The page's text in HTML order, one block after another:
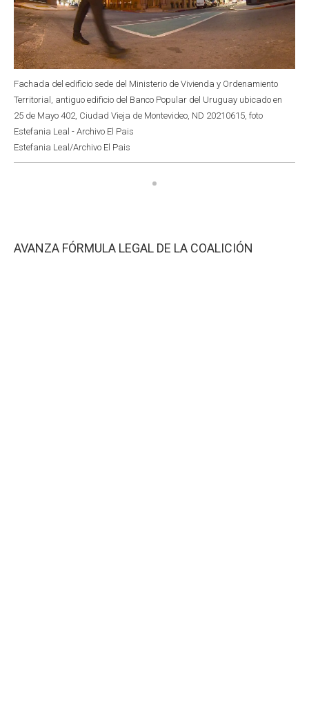
Fachada del edificio sede del Ministerio de Vivienda y Ordenamiento
Territorial, antiguo edificio del Banco Popular del Uruguay ubicado en
25 de Mayo 402, Ciudad Vieja de Montevideo, ND 20210615, foto
Estefania Leal - Archivo El Pais
Estefania Leal/Archivo El Pais
AVANZA FÓRMULA LEGAL DE LA COALICIÓN